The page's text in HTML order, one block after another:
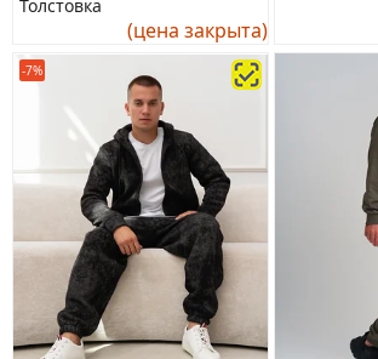
Толстовка
(цена закрыта)
-7%